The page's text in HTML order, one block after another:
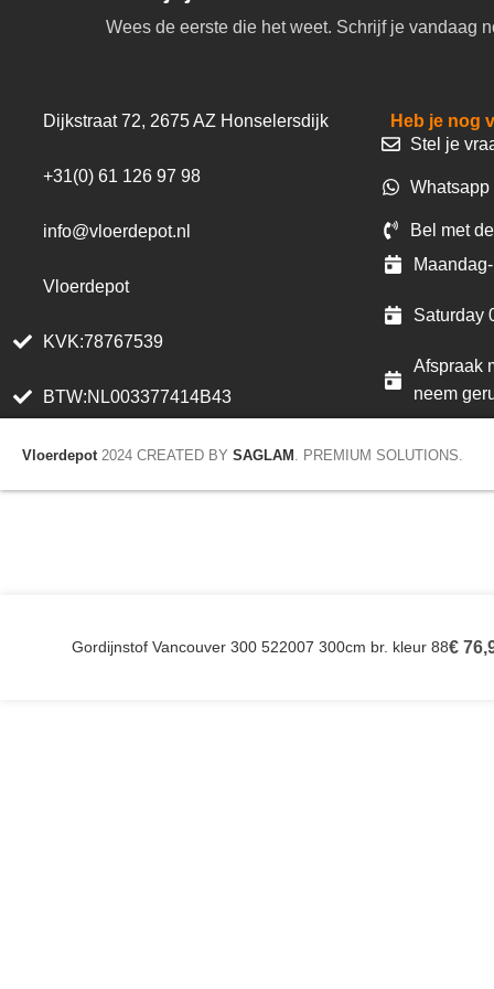
Wees de eerste die het weet. Schrijf je vandaag
Dijkstraat 72, 2675 AZ Honselersdijk
+31(0) 61 126 97 98
info@vloerdepot.nl
Vloerdepot
KVK:78767539
BTW:NL003377414B43
Heb je nog
Stel je
Bel met
Saturday
Afspraak
neem
Vloerdepot 2024 CREATED BY SAGLAM . PREMIUM SOLUTIONS.
Gordijnstof Vancouver 300 522007 300cm br. kleur 88€